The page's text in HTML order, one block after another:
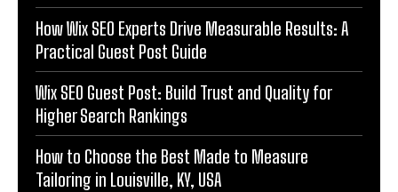
How Wix SEO Experts Drive Measurable Results: A
Practical Guest Post Guide
Wix SEO Guest Post: Build Trust and Quality for
Higher Search Rankings
How to Choose the Best Made to Measure
Tailoring in Louisville, KY, USA